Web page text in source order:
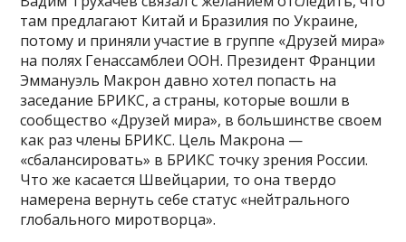
там предлагают Китай и Бразилия по Украине,
потому и приняли участие в группе «Друзей мира»
на полях Генассамблеи ООН. Президент Франции
Эммануэль Макрон давно хотел попасть на
заседание БРИКС, а страны, которые вошли в
сообщество «Друзей мира», в большинстве своем
как раз члены БРИКС. Цель Макрона —
«сбалансировать» в БРИКС точку зрения России.
Что же касается Швейцарии, то она твердо
намерена вернуть себе статус «нейтрального
глобального миротворца».